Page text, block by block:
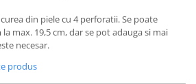
din piele cu 4 perforatii. Se poate
max. 19,5 cm, dar se pot adauga si mai
necesar.
produs